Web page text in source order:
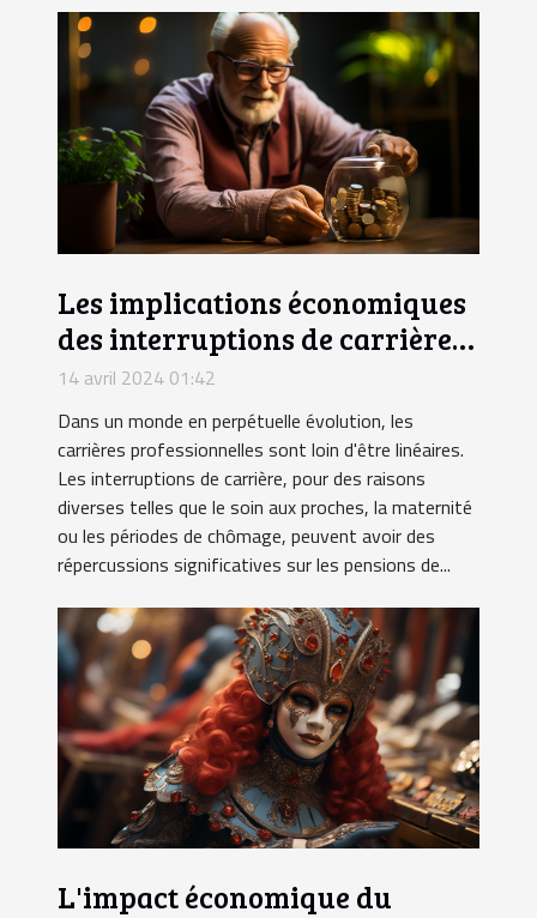
Les implications économiques
des interruptions de carrière
sur les retraites
14 avril 2024 01:42
Dans un monde en perpétuelle évolution, les
carrières professionnelles sont loin d'être linéaires.
Les interruptions de carrière, pour des raisons
diverses telles que le soin aux proches, la maternité
ou les périodes de chômage, peuvent avoir des
répercussions significatives sur les pensions de...
L'impact économique du